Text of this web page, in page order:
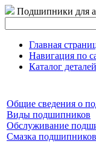
Подшипники для
Главная
Навигация по
Каталог деталей
Общие сведения о
Виды подшипников
Обслуживание
Смазка подшипников